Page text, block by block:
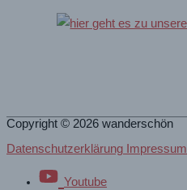
Copyright © 2026 wanderschön
Datenschutzerklärung Impressum
Youtube